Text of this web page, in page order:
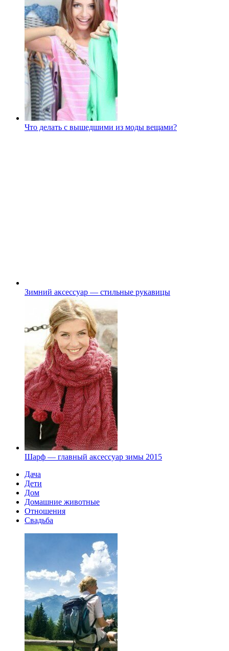
Что делать с вышедшими из моды вещами?
Зимний аксессуар — стильные рукавицы
Шарф — главный аксессуар зимы 2015
Дача
Дети
Дом
Домашние животные
Отношения
Свадьба